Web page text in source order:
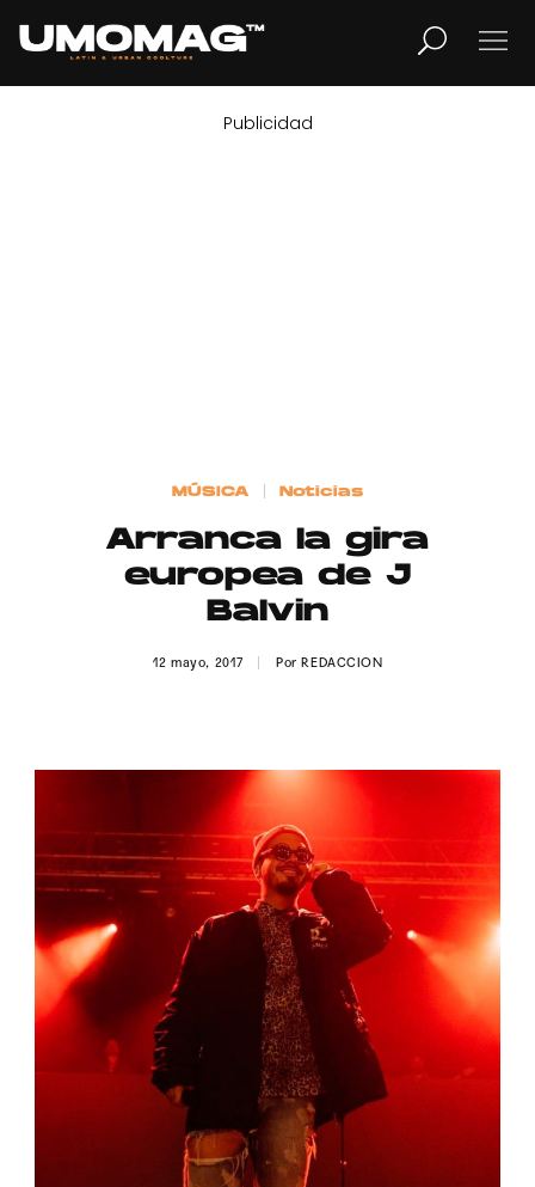
LIFESTYLE
Contacto
Publicidad
MÚSICA Noticias
Arranca la gira
europea de J
Balvin
12 mayo, 2017 PorREDACCION